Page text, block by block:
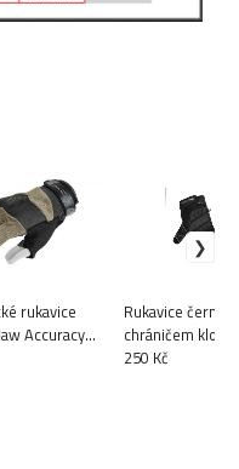
rukavice
Accuracy
tactical
Rukavice černo-
chráničem
250 Kč